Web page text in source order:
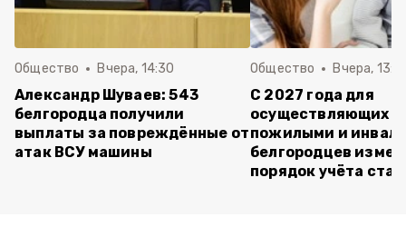
Общество Вчера, 14:30
Александр Шуваев: 543
белгородца получили
выплаты за повреждённые от
атак ВСУ машины
Общество Вчера,
С 2027 года для
осуществляющих
пожилыми и
белгородцев
порядок учёта ста